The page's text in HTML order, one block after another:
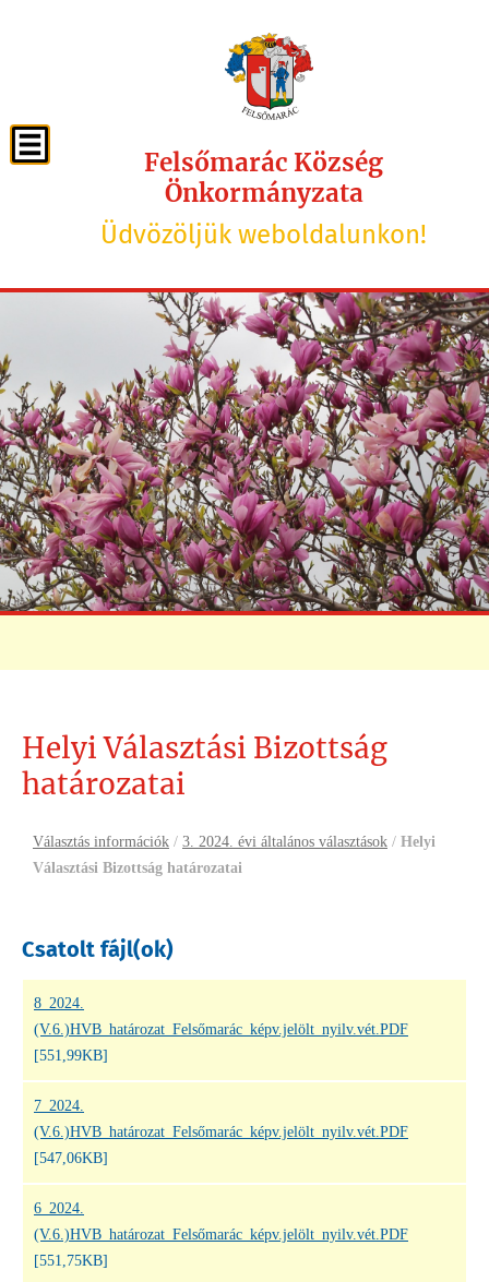
Felsőmarác Község
Önkormányzata
Üdvözöljük weboldalunkon!
Helyi Választási Bizottság
határozatai
Választás információk / 3. 2024. évi általános választások / Helyi
Választási Bizottság határozatai
Csatolt fájl(ok)
8_2024.
(V.6.)HVB_határozat_Felsőmarác_képv.jelölt_nyilv.vét.PDF
[551,99KB]
7_2024.
(V.6.)HVB_határozat_Felsőmarác_képv.jelölt_nyilv.vét.PDF
[547,06KB]
6_2024.
(V.6.)HVB_határozat_Felsőmarác_képv.jelölt_nyilv.vét.PDF
[551,75KB]